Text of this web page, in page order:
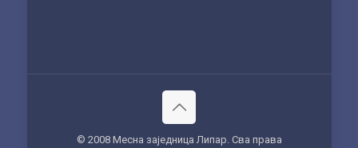
© 2008 Месна заједница Липар. Сва права